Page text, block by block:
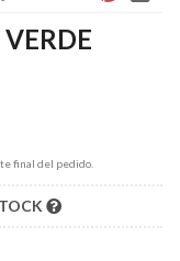
final del pedido.